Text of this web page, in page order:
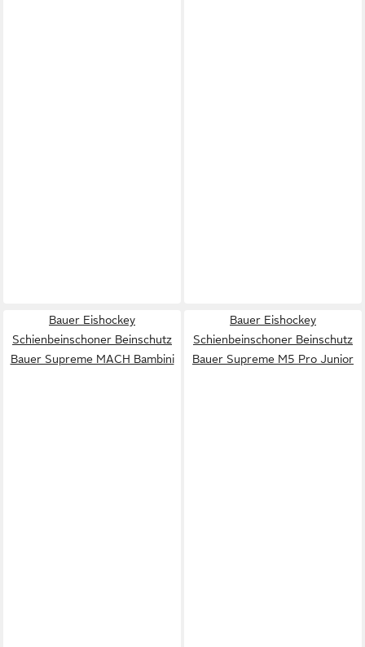
Bauer Eishockey
Schienbeinschoner Beinschutz
Bauer Supreme MACH Bambini
Bauer Eishockey
Schienbeinschoner Beinschutz
Bauer Supreme M5 Pro Junior